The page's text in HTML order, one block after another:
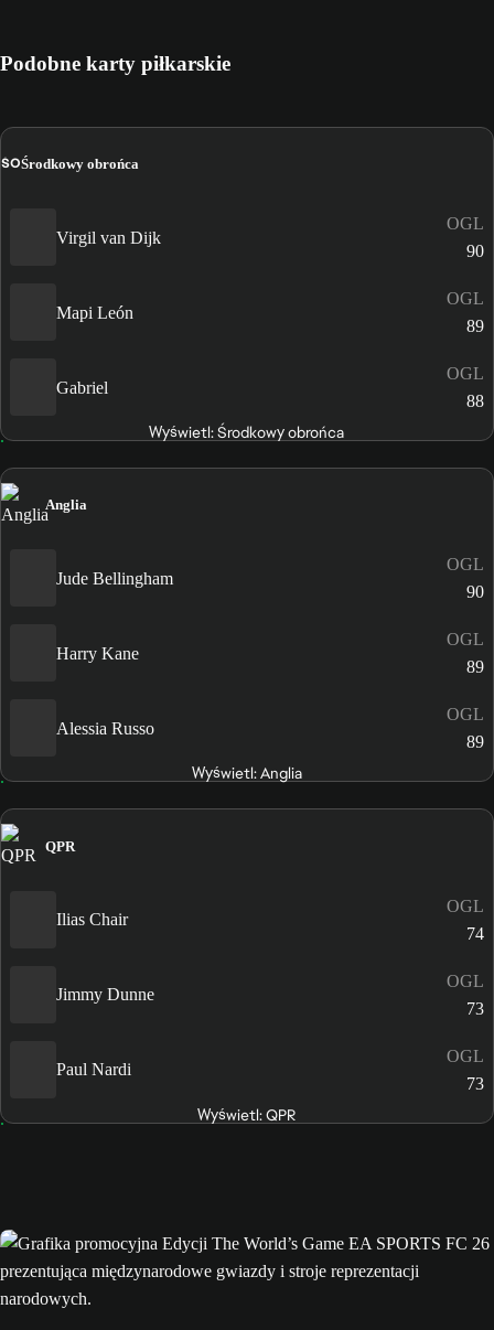
Podobne karty piłkarskie
ŚOŚrodkowy obrońca
Virgil van Dijk
OGL
90
Mapi León
OGL
89
Gabriel
OGL
88
Wyświetl: Środkowy obrońca
Anglia
Jude Bellingham
OGL
90
Harry Kane
OGL
89
Alessia Russo
OGL
89
Wyświetl: Anglia
QPR
Ilias Chair
OGL
74
Jimmy Dunne
OGL
73
Paul Nardi
OGL
73
Wyświetl: QPR